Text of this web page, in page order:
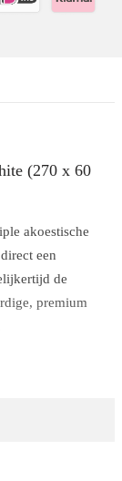
(270 x 60
akoestische
een
de
premium